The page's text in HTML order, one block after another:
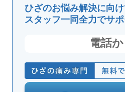
ひざのお悩み解決に向
スタッフ一同全力でサ
電話